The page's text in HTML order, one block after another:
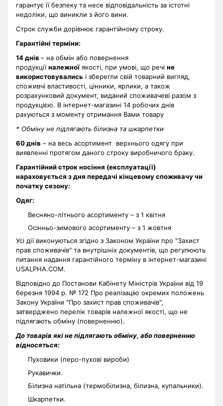
гарантує її безпеку та несе відповідальність за істотні
недоліки, що виникли з його вини.
Строк служби дорівнює гарантійному строку.
Гарантійні терміни:
14 днів – на обмін або повернення
продукціїналежної якості, при умові, що речі не
використовувались і зберегли свій товарний вигляд,
споживчі властивості, цінники, ярлики, а також
розрахунковий документ, виданий споживачеві разом з
продукцією. В інтернет-магазині 14 робочих днів
рахуються з моменту отримання Вами товару
* Обміну не підлягають білизна та шкарпетки
60 днів – на весь асортимент верхнього одягу при
виявленні протягом даного строку виробничого браку.
Гарантійний строк носіння (експлуатації)
нараховується з дня передачі кінцевому споживачу чи
початку сезону:
Одяг:
Весняно-літнього асортименту – з 1 квітня
Осінньо-зимового асортименту – з 1 жовтня
Усі дії виконуються згідно з Законом України про "Захист
прав споживачів" та внутрішніх документів, що регулюють
питання надання гарантійного терміну в інтернет-магазині
USALPHA.COM.
Відповідно до Постанови Кабінету Міністрів України від 19
березня 1994 р. № 172 Про реалізацію окремих положень
Закону України "Про захист прав споживачів",
затверджено перелік товарів належної якості, що не
підлягають обміну (поверненню).
До товарів які не підлягають обміну, або поверненню
відносяться:
Пуховики (перо-пухові вироби)
Рукавички.
Білизна натільна (термобілизна, білизна, купальники).
Шкарпетки.